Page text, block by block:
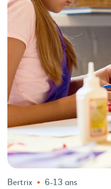
Bertrix 6-13 ans